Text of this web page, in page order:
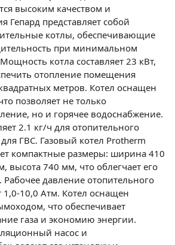
высоким качеством и
Гепард представляет собой
котлы, обеспечивающие
при минимальном
котла составляет 23 кВт,
отопление помещения
метров. Котел оснащен
позволяет не только
но и горячее водоснабжение.
2.1 кг/ч для отопительного
ГВС. Газовый котел Protherm
компактные размеры: ширина 410
высота 740 мм, что облегчает его
Рабочее давление отопительного
1,0-10,0 Атм. Котел оснащен
что обеспечивает
газа и экономию энергии.
насос и